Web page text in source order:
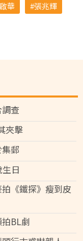
華
張兆輝
查
夾擊
郵
日
《鐵探》瘦到皮
BL劇